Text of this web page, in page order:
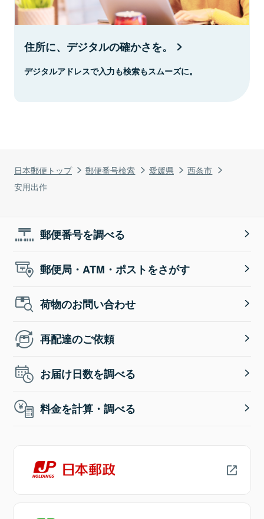
日本郵便トップ 郵便番号検索 愛媛県
西条市
安用出作
住所に、デジタルの確かさを。
デジタルアドレスで入力も検索もスムーズに。
郵便番号を調べる
郵便局・ATM・ポストをさがす
荷物のお問い合わせ
再配達のご依頼
お届け日数を調べる
料金を計算・調べる